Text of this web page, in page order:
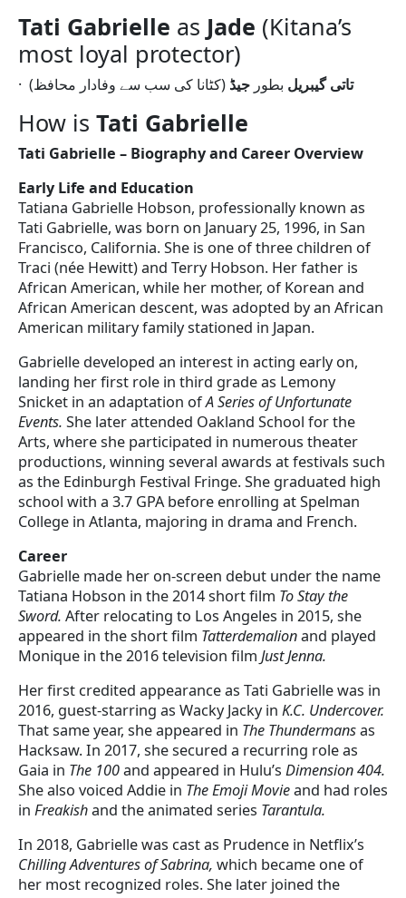
Tati Gabrielle as Jade (Kitana’s
most loyal protector)
· تاتی گیبریل بطور جیڈ (کٹانا کی سب سے وفادار محافظ)
How is Tati Gabrielle
Tati Gabrielle – Biography and Career Overview
Early Life and Education
Tatiana Gabrielle Hobson, professionally known as
Tati Gabrielle, was born on January 25, 1996, in San
Francisco, California. She is one of three children of
Traci (née Hewitt) and Terry Hobson. Her father is
African American, while her mother, of Korean and
African American descent, was adopted by an African
American military family stationed in Japan.
Gabrielle developed an interest in acting early on,
landing her first role in third grade as Lemony
Snicket in an adaptation ofA Series of Unfortunate
Events. She later attended Oakland School for the
Arts, where she participated in numerous theater
productions, winning several awards at festivals such
as the Edinburgh Festival Fringe. She graduated high
school with a 3.7 GPA before enrolling at Spelman
College in Atlanta, majoring in drama and French.
Career
Gabrielle made her on-screen debut under the name
Tatiana Hobson in the 2014 short film To Stay the
Sword. After relocating to Los Angeles in 2015, she
appeared in the short film Tatterdemalionand played
Monique in the 2016 television film Just Jenna.
Her first credited appearance as Tati Gabrielle was in
2016, guest-starring as Wacky Jacky in K.C. Undercover.
That same year, she appeared in The Thundermansas
Hacksaw. In 2017, she secured a recurring role as
Gaia in The 100and appeared in Hulu’s Dimension 404.
She also voiced Addie in The Emoji Movieand had roles
in Freakishand the animated series Tarantula.
In 2018, Gabrielle was cast as Prudence in Netflix’s
Chilling Adventures of Sabrina, which became one of
her most recognized roles. She later joined the